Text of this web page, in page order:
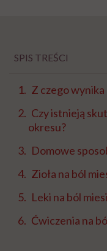
SPIS TREŚCI
Z czego
Czy istnieją
okresu?
Domowe
Zioła na ból
Leki na ból
Ćwiczenia na